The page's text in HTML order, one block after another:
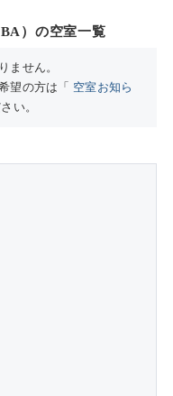
）の空室一覧
ません。
望の方は「 空室お知ら
い。